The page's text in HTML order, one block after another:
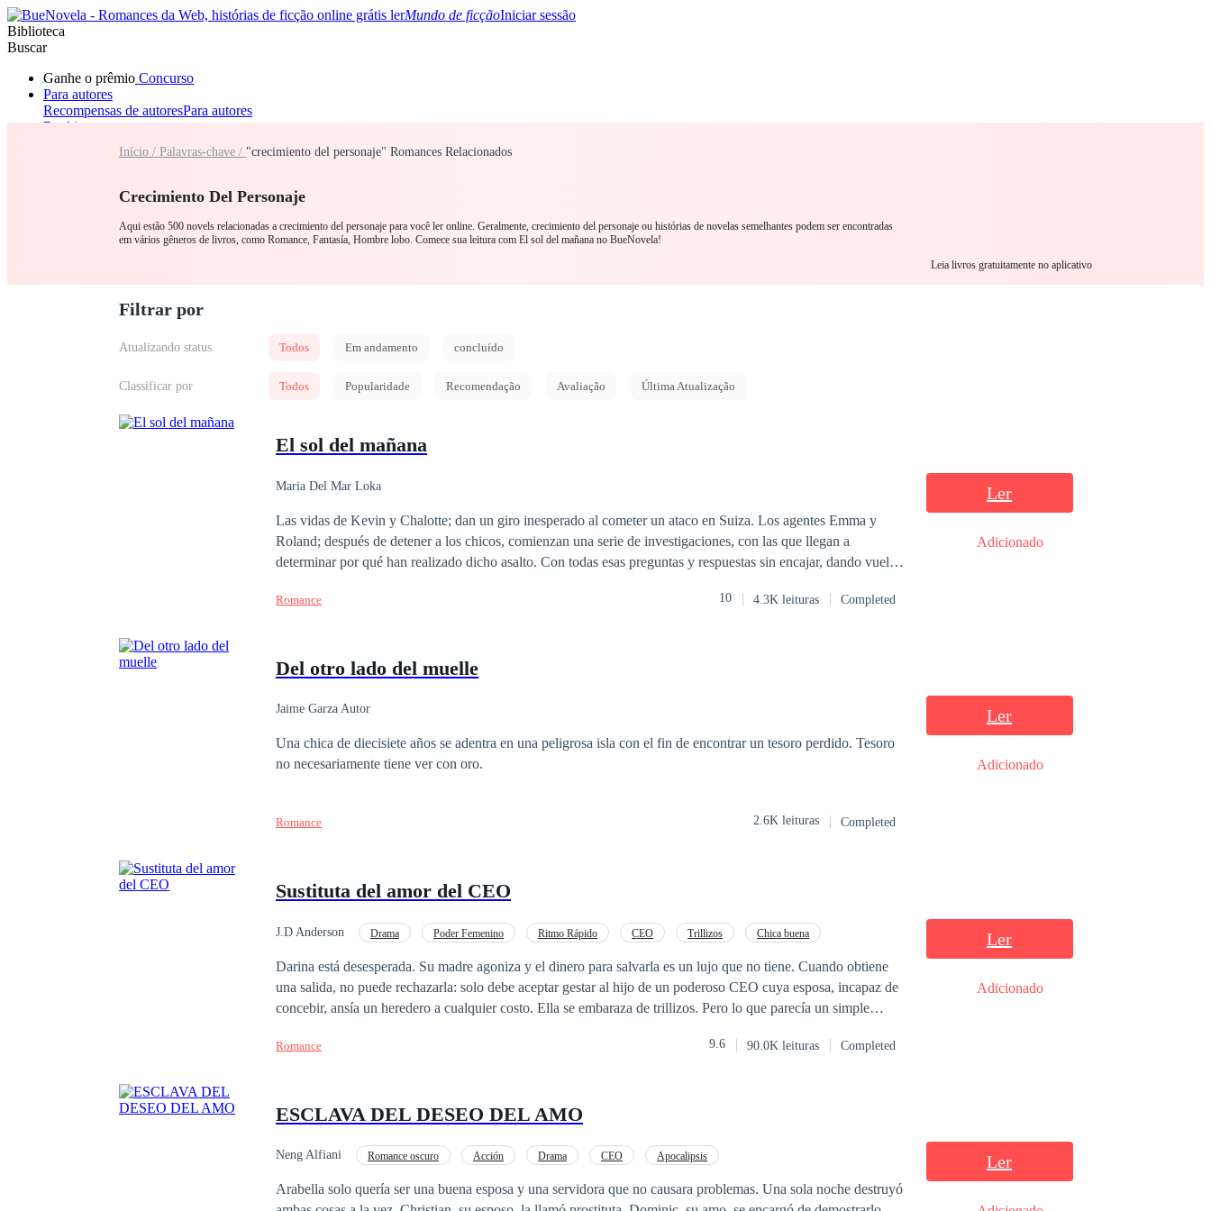
Mundo de ficçãoIniciar sessão
Biblioteca
Buscar
Ganhe o prêmio Concurso
Para autores
Recompensas de autoresPara autores
Ranking
RomanceLobisomem Máfia SistemaFantasia
Início / Palavras-chave / "crecimiento del personaje" Romances Relacionados
Crecimiento Del Personaje
Aqui estão 500 novels relacionadas a crecimiento del personaje para você ler online. Geralmente, crecimiento del personaje ou histórias de novelas semelhantes podem ser encontradas
em vários gêneros de livros, como Romance, Fantasía, Hombre lobo. Comece sua leitura com El sol del mañana no BueNovela!
Leia livros gratuitamente no aplicativo
Filtrar por
Atualizando status Todos Em andamento concluído
Classificar por Todos Popularidade Recomendação Avaliação Última Atualização
El sol del mañana
Maria Del Mar Loka
Las vidas de Kevin y Chalotte; dan un giro inesperado al cometer un ataco en Suiza. Los agentes Emma y
Roland; después de detener a los chicos, comienzan una serie de investigaciones, con las que llegan a
determinar por qué han realizado dicho asalto. Con todas esas preguntas y respuestas sin encajar, dando vueltas
de secretos que van más allá de lo que nadie pueda imaginar. Escondiendo algunas de las pruebas en su
Romance 10 4.3K leituras Completed
Ler
Adicionado
Del otro lado del muelle
Jaime Garza Autor
Una chica de diecisiete años se adentra en una peligrosa isla con el fin de encontrar un tesoro perdido. Tesoro
no necesariamente tiene ver con oro.
Romance 2.6K leituras Completed
Ler
Adicionado
Sustituta del amor del CEO
J.D Anderson Drama Poder Femenino Ritmo Rápido CEO Trillizos
Chica buena
Darina está desesperada. Su madre agoniza y el dinero para salvarla es un lujo que no tiene. Cuando obtiene
una salida, no puede rechazarla: solo debe aceptar gestar al hijo de un poderoso CEO cuya esposa, incapaz de
concebir, ansía un heredero a cualquier costo. Ella se embaraza de trillizos. Pero lo que parecía un simple
del CEO. Darina es obligada a escapar por temor a la ira del hombre. Tres años después, Hermes Hang logra
fallecida aún la persigue. Pero, mientras Hermes lucha contra su rencor, comienza a darse cuenta de algo
Romance 9.6 90.0K leituras Completed
Ler
Adicionado
ESCLAVA DEL DESEO DEL AMO
Neng Alfiani Romance oscuro Acción Drama CEO Apocalipsis
Arabella solo quería ser una buena esposa y una servidora que no causara problemas. Una sola noche destruyó
Ler